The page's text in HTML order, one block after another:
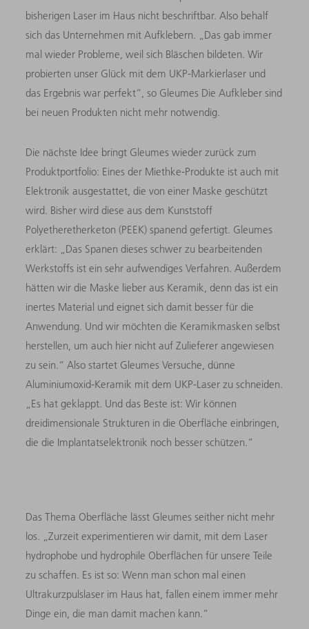
bisherigen Laser im Haus nicht beschriftbar. Also behalf
sich das Unternehmen mit Aufklebern. „Das gab immer
mal wieder Probleme, weil sich Bläschen bildeten. Wir
probierten unser Glück mit dem UKP-Markierlaser und
das Ergebnis war perfekt“, so Gleumes Die Aufkleber sind
bei neuen Produkten nicht mehr notwendig.
Die nächste Idee bringt Gleumes wieder zurück zum
Produktportfolio: Eines der Miethke-Produkte ist auch mit
Elektronik ausgestattet, die von einer Maske geschützt
wird. Bisher wird diese aus dem Kunststoff
Polyetheretherketon (PEEK) spanend gefertigt. ­Gleumes
erklärt: „Das Spanen dieses schwer zu bearbeitenden
Werkstoffs ist ein sehr aufwendiges Verfahren. Außerdem
hätten wir die Maske lieber aus Keramik, denn das ist ein
inertes Material und eignet sich damit besser für die
Anwendung. Und wir möchten die Keramikmasken selbst
herstellen, um auch hier nicht auf Zulieferer angewiesen
zu sein.“ Also startet Gleumes Versuche, dünne
Aluminiumoxid-Keramik mit dem UKP-Laser zu schneiden.
„Es hat geklappt. Und das Beste ist: Wir können
dreidimensionale Strukturen in die Oberfläche einbringen,
die die Implantatselektronik noch besser schützen.“
Das Thema Oberfläche lässt Gleumes seither nicht mehr
los. „Zurzeit experimentieren wir damit, mit dem Laser
hydrophobe und hydrophile Oberflächen für unsere Teile
zu schaffen. Es ist so: Wenn man schon mal einen
Ultrakurzpulslaser im Haus hat, fallen einem immer mehr
Dinge ein, die man damit machen kann.“